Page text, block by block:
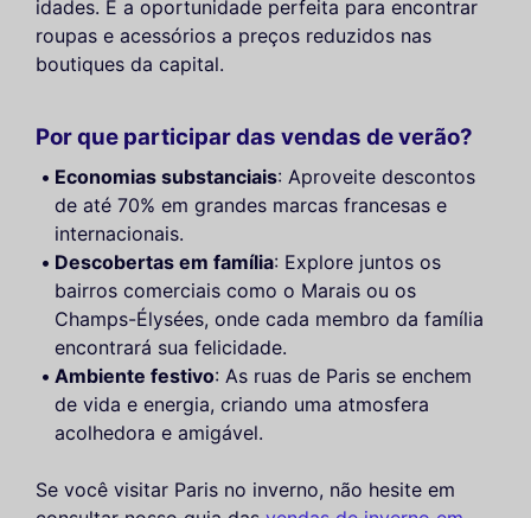
idades. É a oportunidade perfeita para encontrar
roupas e acessórios a preços reduzidos nas
boutiques da capital.
Por que participar das vendas de verão?
Economias substanciais: Aproveite descontos
de até 70% em grandes marcas francesas e
internacionais.
Descobertas em família: Explore juntos os
bairros comerciais como o Marais ou os
Champs-Élysées, onde cada membro da família
encontrará sua felicidade.
Ambiente festivo: As ruas de Paris se enchem
de vida e energia, criando uma atmosfera
acolhedora e amigável.
Se você visitar Paris no inverno, não hesite em